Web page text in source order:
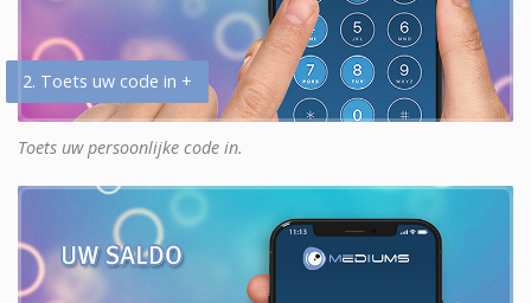
2. Toets uw code in +
Toets uw persoonlijke code in.